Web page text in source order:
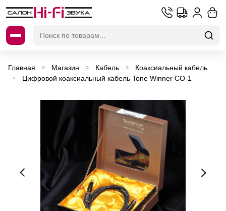
Главная » Магазин » Кабель » Коаксиальный кабель
» Цифровой коаксиальный кабель Tone Winner CO-1